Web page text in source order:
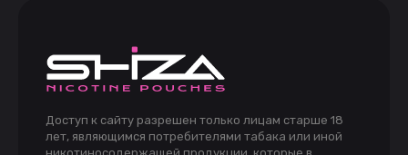
Доступ к сайту разрешен только лицам старше 18
лет, являющимся потребителями табака или иной